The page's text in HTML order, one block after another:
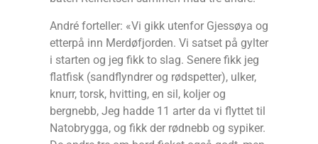
André forteller: «Vi gikk utenfor Gjessøya og
etterpå inn Merdøfjorden. Vi satset på gylter
i starten og jeg fikk to slag. Senere fikk jeg
flatfisk (sandflyndrer og rødspetter), ulker,
knurr, torsk, hvitting, en sil, koljer og
bergnebb, Jeg hadde 11 arter da vi flyttet til
Natobrygga, og fikk der rødnebb og sypiker.